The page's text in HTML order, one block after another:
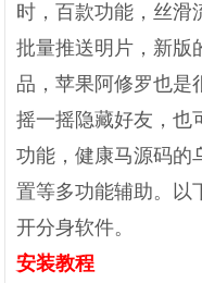
时，百款功能，丝滑
批量推送明片，新版
品，苹果阿修罗也是
摇一摇隐藏好友，也
功能，健康马源码的
置等多功能辅助。以
开分身软件。
安装教程